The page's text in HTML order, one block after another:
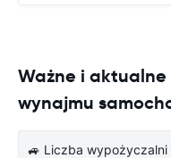
Ważne i
wynajmu
🚙 Liczba wypożyczalni